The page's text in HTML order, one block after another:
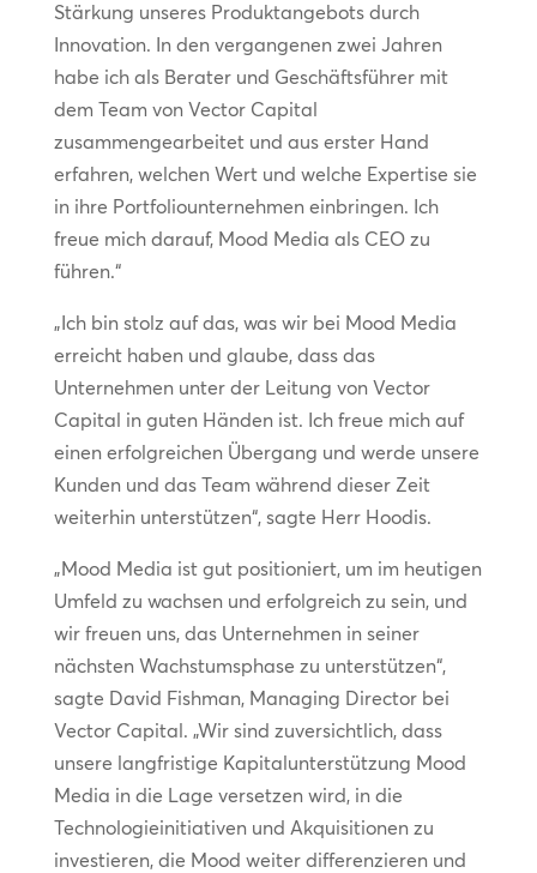
Stärkung unseres Produktangebots durch
Innovation. In den vergangenen zwei Jahren
habe ich als Berater und Geschäftsführer mit
dem Team von Vector Capital
zusammengearbeitet und aus erster Hand
erfahren, welchen Wert und welche Expertise sie
in ihre Portfoliounternehmen einbringen. Ich
freue mich darauf, Mood Media als CEO zu
führen.“
„Ich bin stolz auf das, was wir bei Mood Media
erreicht haben und glaube, dass das
Unternehmen unter der Leitung von Vector
Capital in guten Händen ist. Ich freue mich auf
einen erfolgreichen Übergang und werde unsere
Kunden und das Team während dieser Zeit
weiterhin unterstützen“, sagte Herr Hoodis.
„Mood Media ist gut positioniert, um im heutigen
Umfeld zu wachsen und erfolgreich zu sein, und
wir freuen uns, das Unternehmen in seiner
nächsten Wachstumsphase zu unterstützen“,
sagte David Fishman, Managing Director bei
Vector Capital. „Wir sind zuversichtlich, dass
unsere langfristige Kapitalunterstützung Mood
Media in die Lage versetzen wird, in die
Technologieinitiativen und Akquisitionen zu
investieren, die Mood weiter differenzieren und